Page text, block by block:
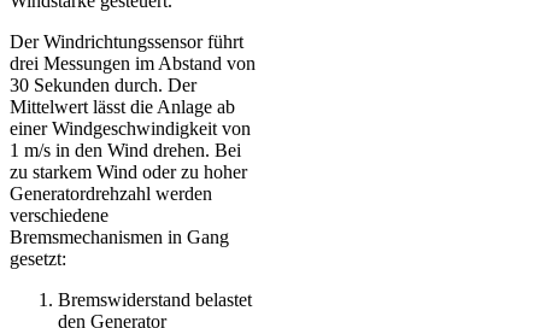
Der Windrichtungssensor führt
drei Messungen im Abstand von
30 Sekunden durch. Der
Mittelwert lässt die Anlage ab
einer Windgeschwindigkeit von
1 m/s in den Wind drehen. Bei
zu starkem Wind oder zu hoher
Generatordrehzahl werden
verschiedene
Bremsmechanismen in Gang
gesetzt:
Bremswiderstand belastet
den Generator